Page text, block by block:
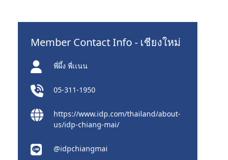
Member Contact Info - เชียงใหม่
พี่ผึ้ง พี่เเนน
05-311-1950
https://www.idp.com/thailand/about-
us/idp-chiang-mai/
@idpchiangmai